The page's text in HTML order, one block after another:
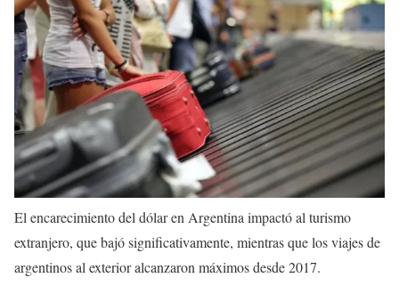
El encarecimiento del dólar en Argentina impactó al turismo
extranjero, que bajó significativamente, mientras que los viajes de
argentinos al exterior alcanzaron máximos desde 2017.